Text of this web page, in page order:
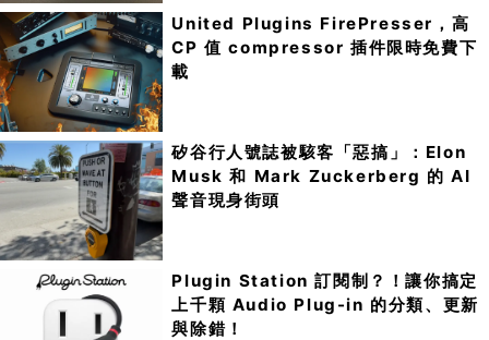
United Plugins FirePresser，高
CP 值 compressor 插件限時免費下
載
矽谷行人號誌被駭客「惡搞」：Elon
Musk 和 Mark Zuckerberg 的 AI
聲音現身街頭
Plugin Station 訂閱制？！讓你搞定
上千顆 Audio Plug-in 的分類、更新
與除錯！